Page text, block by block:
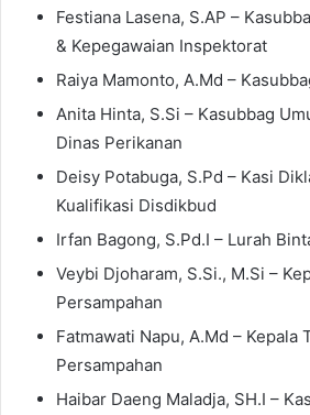
Festiana Lasena, S.AP –
& Kepegawaian Inspektorat
Raiya Mamonto, A.Md –
Anita Hinta, S.Si – Kasubbag
Dinas Perikanan
Deisy Potabuga, S.Pd – Kasi
Kualifikasi Disdikbud
Irfan Bagong, S.Pd.I – Lurah
Veybi Djoharam, S.Si., M.Si –
Persampahan
Fatmawati Napu, A.Md – Kepala
Persampahan
Haibar Daeng Maladja, SH.I –